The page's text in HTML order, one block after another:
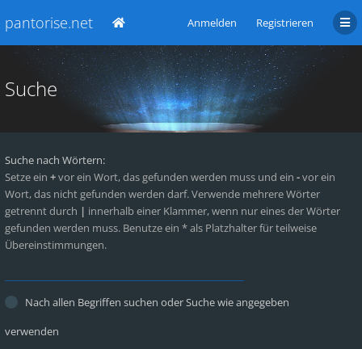
pantorise.net Anmelden Registrieren
Suche
Suche nach Wörtern:
Setze ein +vor ein Wort, das gefunden werden muss und ein -vor ein
Wort, das nicht gefunden werden darf. Verwende mehrere Wörter
getrennt durch | innerhalb einer Klammer, wenn nur eines der Wörter
gefunden werden muss. Benutze ein * als Platzhalter für teilweise
Übereinstimmungen.
Nach allen Begriffen suchen oder Suche wie angegeben
verwenden